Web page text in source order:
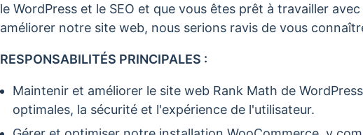
le WordPress et le SEO et que vous êtes prêt à travailler
améliorer notre site web, nous serions ravis de vous
RESPONSABILITÉS PRINCIPALES :
Maintenir et améliorer le site web Rank Math de
optimales, la sécurité et l'expérience de l'utilisateur.